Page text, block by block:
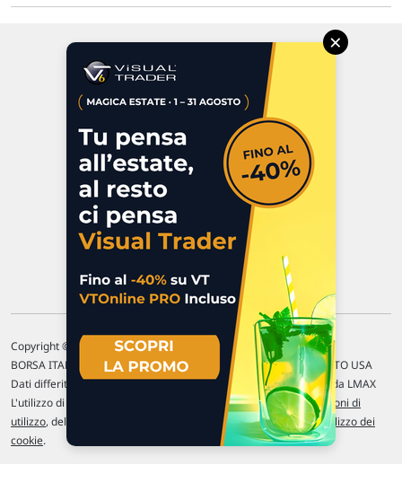
47923 Rimini
P.IVA 02 452 460 401
Chi siamo
Commenti e segnalazioni
Contattaci
Copyright © 1996-2026 Traderlink Italia s.r.l.
BORSA ITALIANA Quotazioni di borsa differite di 15 min. / MERCATO USA
Dati differiti di 15 min. (fonte Intrinio) / FOREX Quotazioni fornite da LMAX
L'utilizzo di questo sito implica l'accettazione delle nostreCondizioni di
utilizzo, del Politiche sulla privacye dell'Utilizzo dei
cookie.
×